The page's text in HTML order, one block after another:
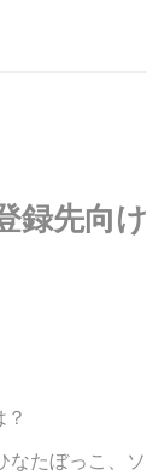
録先向け
なたぼっこ、ソ